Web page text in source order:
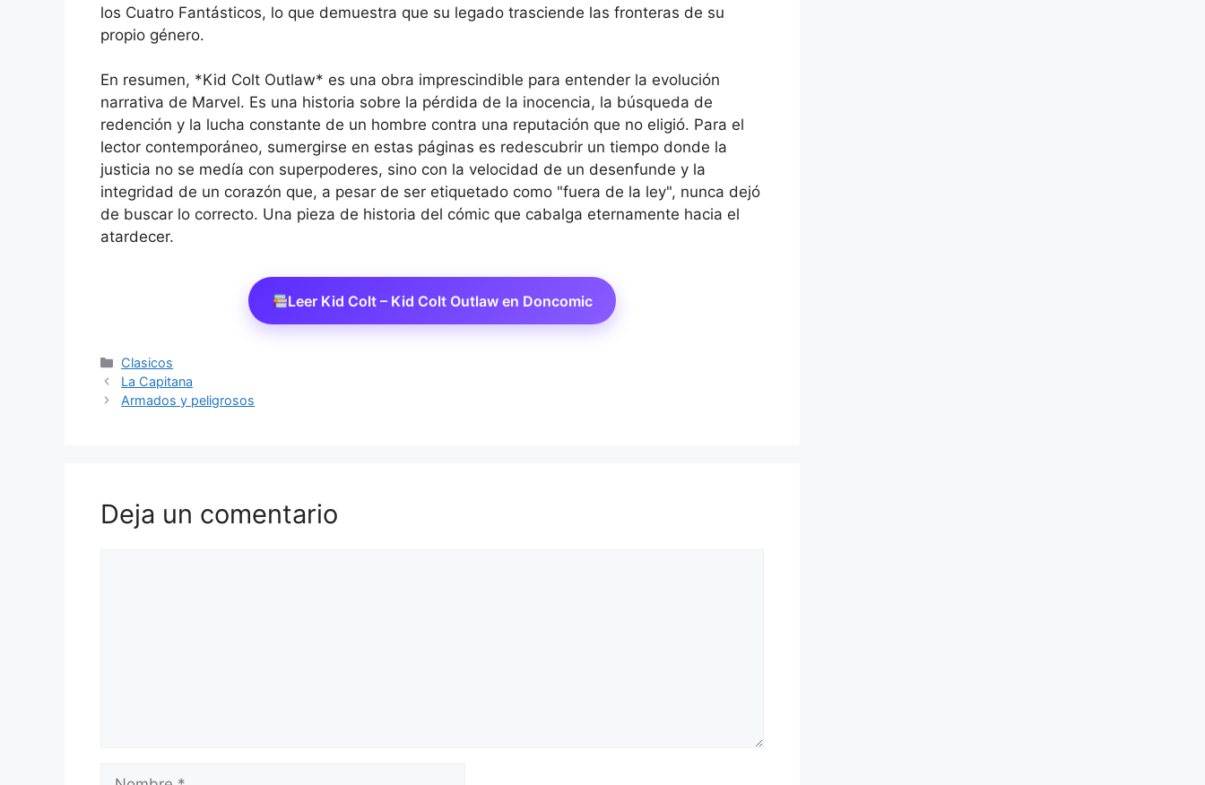
los Cuatro Fantásticos, lo que demuestra que su legado trasciende las fronteras de su
propio género.
En resumen, *Kid Colt Outlaw* es una obra imprescindible para entender la evolución
narrativa de Marvel. Es una historia sobre la pérdida de la inocencia, la búsqueda de
redención y la lucha constante de un hombre contra una reputación que no eligió. Para el
lector contemporáneo, sumergirse en estas páginas es redescubrir un tiempo donde la
justicia no se medía con superpoderes, sino con la velocidad de un desenfunde y la
integridad de un corazón que, a pesar de ser etiquetado como "fuera de la ley", nunca dejó
de buscar lo correcto. Una pieza de historia del cómic que cabalga eternamente hacia el
atardecer.
Leer Kid Colt – Kid Colt Outlaw en Doncomic
Categorías
Clasicos
La Capitana
Armados y peligrosos
Deja un comentario
Nombre